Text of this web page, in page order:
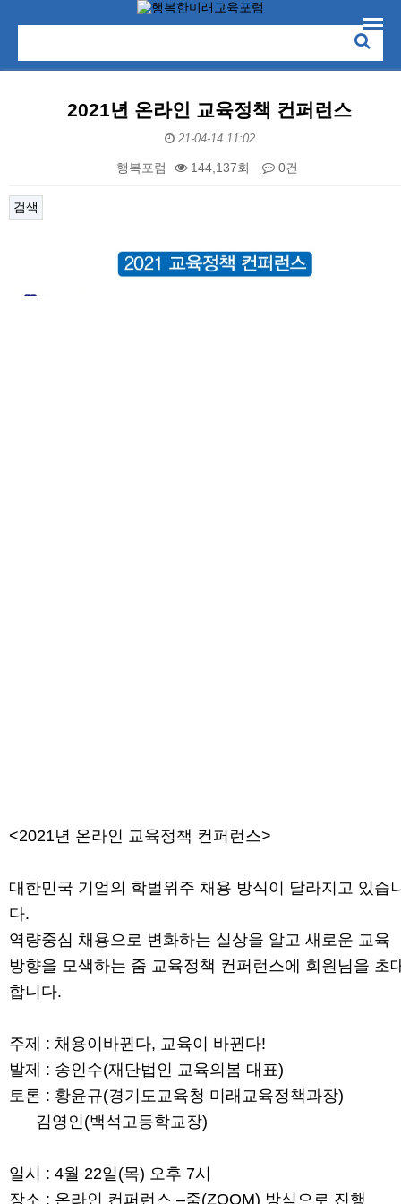
2021년 온라인 교육정책 컨퍼런스
21-04-14 11:02
행복포럼 144,137회 0건
검색
<2021년 온라인 교육정책 컨퍼런스>
대한민국 기업의 학벌위주 채용 방식이 달라지고 있습
다.
역량중심 채용으로 변화하는 실상을 알고 새로운 교육
방향을 모색하는 줌 교육정책 컨퍼런스에 회원님을 초
합니다.
주제 : 채용이바뀐다, 교육이 바뀐다!
발제 : 송인수(재단법인 교육의봄 대표)
토론 : 황윤규(경기도교육청 미래교육정책과장)
김영인(백석고등학교장)
일시 : 4월 22일(목) 오후 7시
장소 : 온라인 컨퍼런스 –줌(ZOOM) 방식으로 진행